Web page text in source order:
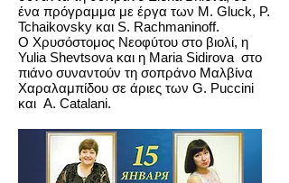
ένα πρόγραμμα με έργα των Μ. Gluck, P.
Tchaikovsky και S. Rachmaninoff.
Ο Χρυσόστομος Νεοφύτου στο βιολί, η
Yulia Shevtsova και η Maria Sidirova στο
πιάνο συναντούν τη σοπράνο Μαλβίνα
Χαραλαμπίδου σε άριες των G. Puccini
και A. Catalani.